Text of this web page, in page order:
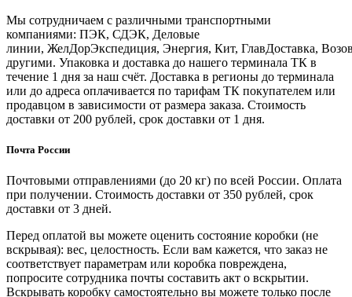
Мы сотрудничаем с различными транспортными
компаниями: ПЭК, СДЭК, Деловые
линии, ЖелДорЭкспедиция, Энергия, Кит, ГлавДоставка,
другими. Упаковка и доставка до нашего терминала ТК в
течение 1 дня за наш счёт. Доставка в регионы до терминала
или до адреса оплачивается по тарифам ТК покупателем или
продавцом в зависимости от размера заказа. Стоимость
доставки от 200 рублей, срок доставки от 1 дня.
Почта России
Почтовыми отправлениями (до 20 кг) по всей России. Оплата
при получении. Стоимость доставки от 350 рублей, срок
доставки от 3 дней.
Перед оплатой вы можете оценить состояние коробки (не
вскрывая): вес, целостность. Если вам кажется, что заказ не
соответствует параметрам или коробка повреждена,
попросите сотрудника почты составить акт о вскрытии.
Вскрывать коробку самостоятельно вы можете только после